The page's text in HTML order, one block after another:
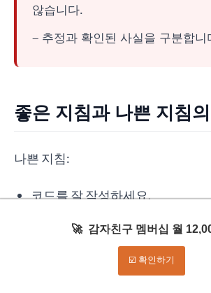
않습니다.
– 추정과 확인된 사실을 구분합니
좋은 지침과 나쁜 지침
나쁜 지침:
코드를 잘 작성하세요.
테스트를 적절히 하세요.
보안에 주의하세요.
🚀 감자친구 멤버십 월
☑️ 확인하기